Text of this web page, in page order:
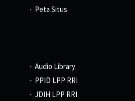
Peta Situs
Audio Library
PPID LPP RRI
JDIH LPP RRI